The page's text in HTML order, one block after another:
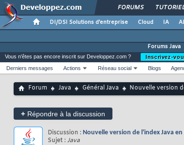
FORUMS
DI/DSI Solutions d'entreprise Cloud IA
Forums Java
Vous n'êtes pas encore inscrit sur Developpez.com ?
Inscrivez-
Derniers messages
Actions Réseau social Blogs
Forum Java Général Java Nouvelle version
+ Répondre à la discussion
Discussion : Nouvelle version de l'index Java en
Sujet :Java